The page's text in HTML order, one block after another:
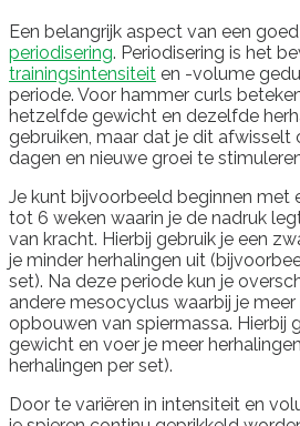
Een belangrijk aspect van een
periodisering. Periodisering is het
trainingsintensiteit en -volume
periode. Voor hammer curls
hetzelfde gewicht en dezelfde
gebruiken, maar dat je dit afwisselt
dagen en nieuwe groei te
Je kunt bijvoorbeeld beginnen met
tot 6 weken waarin je de nadruk
van kracht. Hierbij gebruik je een
je minder herhalingen uit
set). Na deze periode kun je
andere mesocyclus waarbij je
opbouwen van spiermassa. Hierbij
gewicht en voer je meer
herhalingen per set).
Door te variëren in intensiteit en